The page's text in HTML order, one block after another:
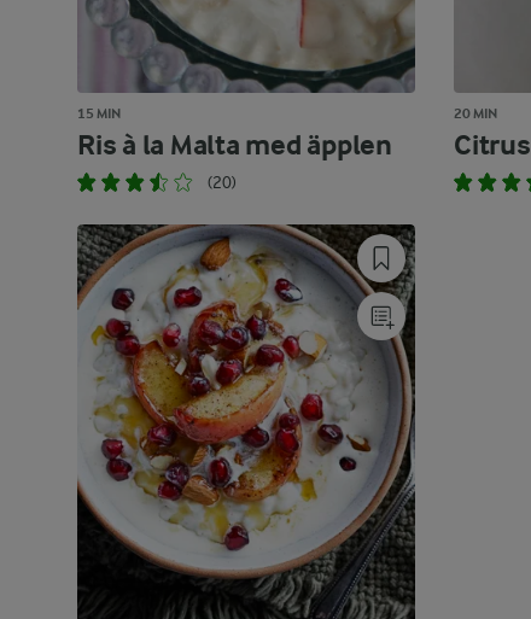
15 MIN
Ris à la Malta med äpplen
(20)
20 MIN